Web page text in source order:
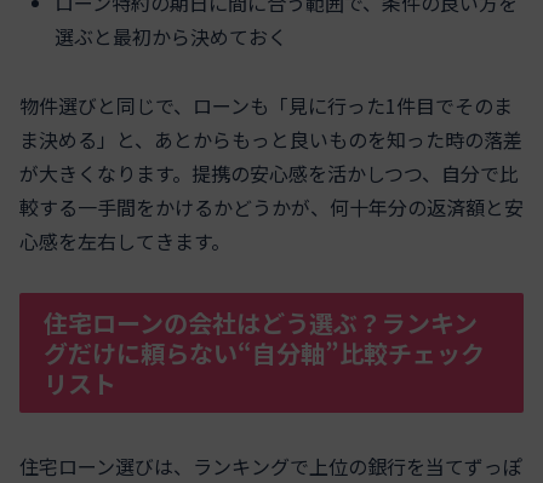
選ぶと最初から決めておく
物件選びと同じで、ローンも「見に行った1件目でそのま
ま決める」と、あとからもっと良いものを知った時の落差
が大きくなります。提携の安心感を活かしつつ、自分で比
較する一手間をかけるかどうかが、何十年分の返済額と安
心感を左右してきます。
住宅ローンの会社はどう選ぶ？ランキン
グだけに頼らない“自分軸”比較チェック
リスト
住宅ローン選びは、ランキングで上位の銀行を当てずっぽ